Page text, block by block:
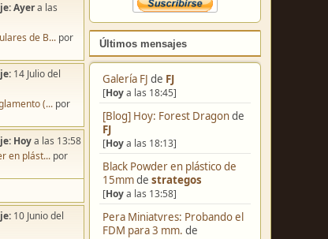
Últimos mensajes
Galería FJ de FJ
[Hoya las 18:45]
[Blog] Hoy: Forest Dragonde
FJ
[Hoya las 18:13]
Black Powder en plástico de
15mmde strategos
[Hoya las 13:58]
Pera Miniatvres: Probando el
FDM para 3 mm. de
Ayera las
de B... por
14 Julio del
(... por
Hoya las 13:58
en plást... por
10 Junio del